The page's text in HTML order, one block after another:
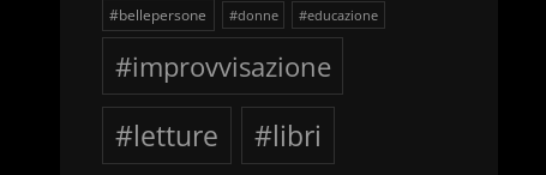
#bellepersone #donne #educazione
#improvvisazione
#letture
#libri